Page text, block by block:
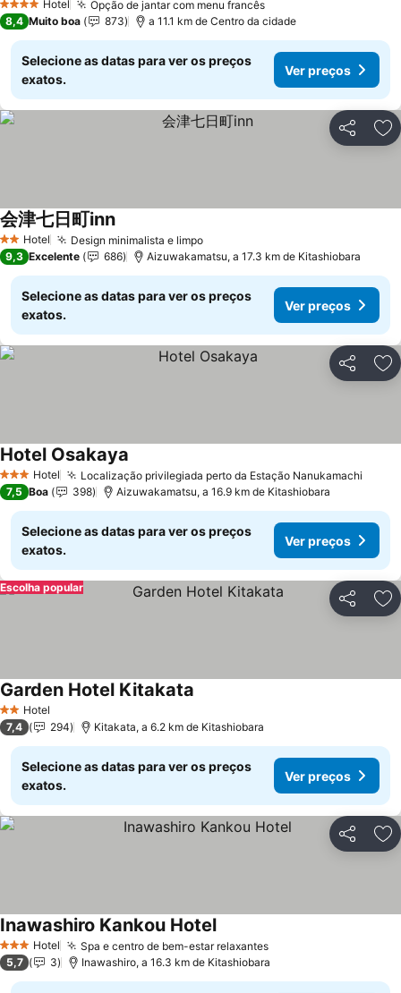
4 EstrelasHotel
Opção de jantar com menu francês
8,4 Muito boa 873 a 11.1 km de Centro da cidade
Selecione as datas para ver os preços
exatos.
Ver preços
Partilhar
2 Estrelas
Hotel Design minimalista e limpo
会津七日町inn
9,3 Excelente 686 Aizuwakamatsu, a 17.3 km de Kitashiobara
Selecione as datas para ver os preços
exatos.
Ver preços
Partilhar
3 EstrelasHotel Localização privilegiada perto da Estação Nanukamachi
Hotel Osakaya
7,5 Boa 398 Aizuwakamatsu, a 16.9 km de Kitashiobara
Selecione as datas para ver os preços
exatos.
Ver preços
Partilhar
Escolha popular
2 Estrelas
Hotel
Garden Hotel Kitakata
7,4 294 Kitakata, a 6.2 km de Kitashiobara
Selecione as datas para ver os preços
exatos.
Ver preços
Partilhar
3 EstrelasHotel Spa e centro de bem-estar relaxantes
Inawashiro Kankou Hotel
5,7 3 Inawashiro, a 16.3 km de Kitashiobara